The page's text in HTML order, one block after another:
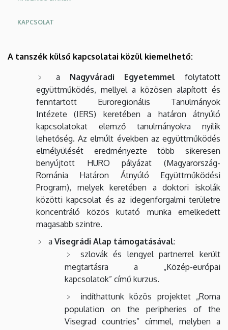
KAPCSOLAT
A tanszék külső kapcsolatai közül kiemelhető:
a Nagyváradi Egyetemmel folytatott
együttműködés, mellyel a közösen alapított és
fenntartott Euroregionális Tanulmányok
Intézete (IERS) keretében a határon átnyúló
kapcsolatokat elemző tanulmányokra nyílik
lehetőség. Az elmúlt években az együttműködés
elmélyülését eredményezte több sikeresen
benyújtott HURO pályázat (Magyarország-
Románia Határon Átnyúló Együttműködési
Program), melyek keretében a doktori iskolák
közötti kapcsolat és az idegenforgalmi területre
koncentráló közös kutató munka emelkedett
magasabb szintre.
a Visegrádi Alap támogatásával:
szlovák és lengyel partnerrel került
megtartásra a „Közép-európai
kapcsolatok” című kurzus.
indíthattunk közös projektet „Roma
population on the peripheries of the
Visegrad countries” címmel, melyben a